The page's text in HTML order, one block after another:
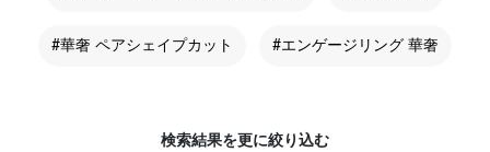
#華奢 ペアシェイプカット #エンゲージリング 華奢
検索結果を更に絞り込む